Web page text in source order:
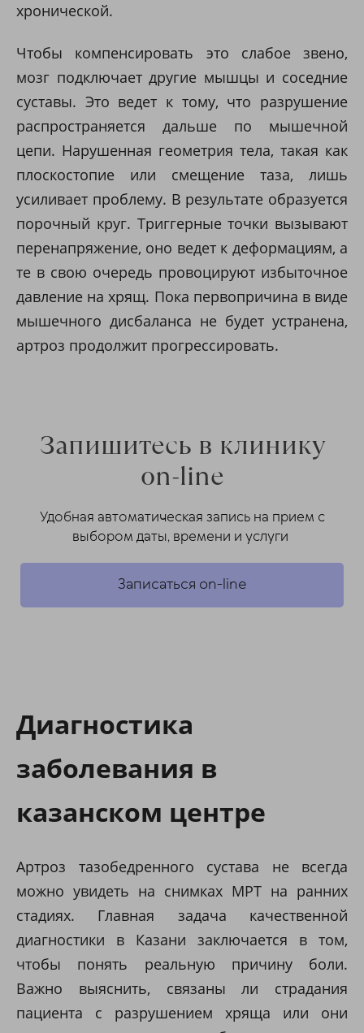
хронической.
Чтобы компенсировать это слабое звено,
мозг подключает другие мышцы и соседние
суставы. Это ведет к тому, что разрушение
распространяется дальше по мышечной
цепи. Нарушенная геометрия тела, такая как
плоскостопие или смещение таза, лишь
усиливает проблему. В результате образуется
порочный круг. Триггерные точки вызывают
перенапряжение, оно ведет к деформациям, а
те в свою очередь провоцируют избыточное
давление на хрящ. Пока первопричина в виде
мышечного дисбаланса не будет устранена,
артроз продолжит прогрессировать.
Запишитесь в клинику
on-line
Удобная автоматическая запись на прием с
выбором даты, времени и услуги
Записаться on-line
Диагностика
заболевания в
казанском центре
Артроз тазобедренного сустава не всегда
можно увидеть на снимках МРТ на ранних
стадиях. Главная задача качественной
диагностики в Казани заключается в том,
чтобы понять реальную причину боли.
Важно выяснить, связаны ли страдания
пациента с разрушением хряща или они